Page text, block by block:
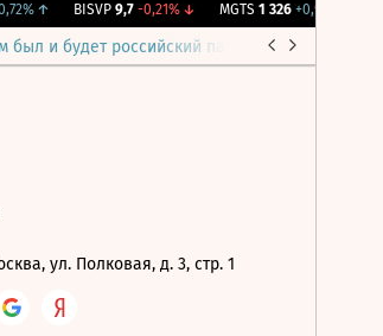
↑ BISVP 9,7 -0,21%↓ MGTS 1 326 +0,91%
был и будет российский парламент
ул. Полковая, д. 3, стр. 1